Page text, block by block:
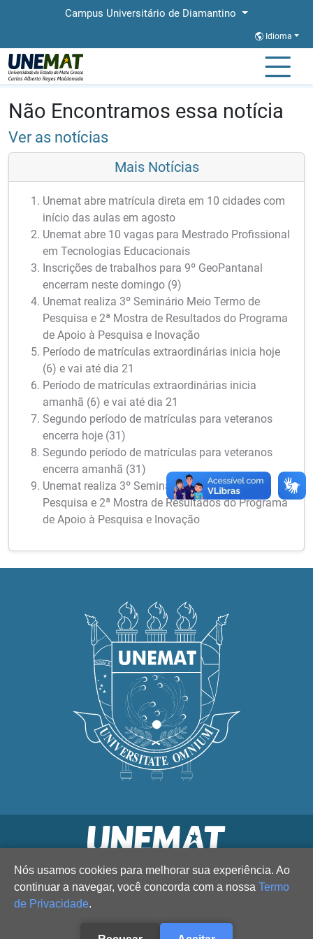
Campus Universitário de Diamantino
Idioma
Página Inicial
Não Encontramos essa notícia
Ver as notícias
Mais Notícias
Unemat abre matrícula direta em 10 cidades com
início das aulas em agosto
Unemat abre 10 vagas para Mestrado Profissional
em Tecnologias Educacionais
Inscrições de trabalhos para 9º GeoPantanal
encerram neste domingo (9)
Unemat realiza 3º Seminário Meio Termo de
Pesquisa e 2ª Mostra de Resultados do Programa
de Apoio à Pesquisa e Inovação
Período de matrículas extraordinárias inicia hoje
(6) e vai até dia 21
Período de matrículas extraordinárias inicia
amanhã (6) e vai até dia 21
Segundo período de matrículas para veteranos
encerra hoje (31)
Segundo período de matrículas para veteranos
encerra amanhã (31)
Unemat realiza 3º Seminário Meio Termo de
Pesquisa e 2ª Mostra de Resultados do Programa
de Apoio à Pesquisa e Inovação
Nós usamos cookies para melhorar sua experiência. Ao
continuar a navegar, você concorda com a nossa Termo
de Privacidade.